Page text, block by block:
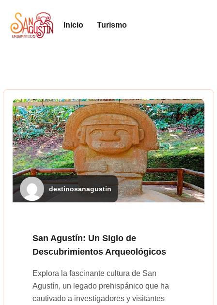
Inicio Turismo
destinosanagustin
San Agustín: Un Siglo de
Descubrimientos Arqueológicos
Explora la fascinante cultura de San
Agustín, un legado prehispánico que ha
cautivado a investigadores y visitantes